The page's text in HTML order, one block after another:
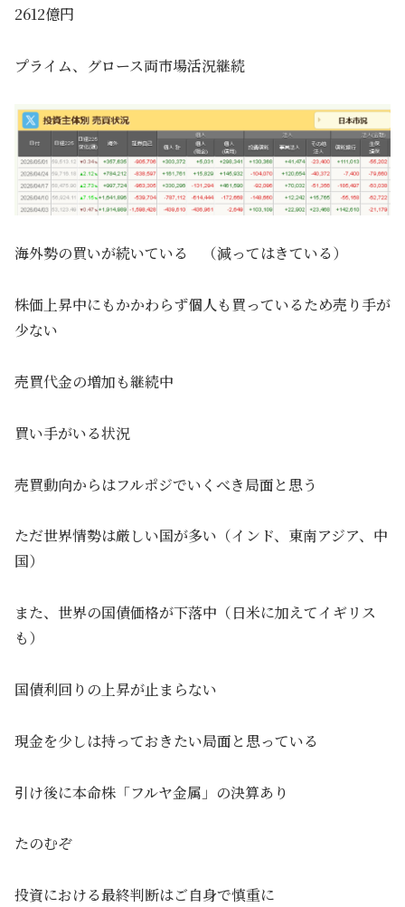
2612億円
プライム、グロース両市場活況継続
海外勢の買いが続いている （減ってはきている）
株価上昇中にもかかわらず個人も買っているため売り手が
少ない
売買代金の増加も継続中
買い手がいる状況
売買動向からはフルポジでいくべき局面と思う
ただ世界情勢は厳しい国が多い（インド、東南アジア、中
国）
また、世界の国債価格が下落中（日米に加えてイギリス
も）
国債利回りの上昇が止まらない
現金を少しは持っておきたい局面と思っている
引け後に本命株「フルヤ金属」の決算あり
たのむぞ
投資における最終判断はご自身で慎重に